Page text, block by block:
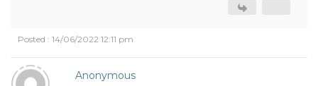
Posted : 14/06/2022 12:11 pm
Anonymous